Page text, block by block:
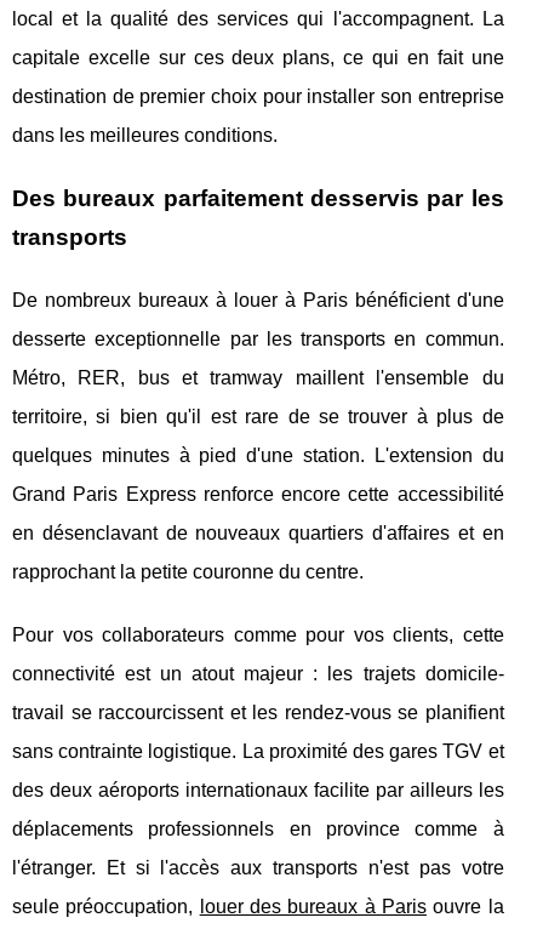
local et la qualité des services qui l'accompagnent. La
capitale excelle sur ces deux plans, ce qui en fait une
destination de premier choix pour installer son entreprise
dans les meilleures conditions.
Des bureaux parfaitement desservis par les
transports
De nombreux bureaux à louer à Paris bénéficient d'une
desserte exceptionnelle par les transports en commun.
Métro, RER, bus et tramway maillent l'ensemble du
territoire, si bien qu'il est rare de se trouver à plus de
quelques minutes à pied d'une station. L'extension du
Grand Paris Express renforce encore cette accessibilité
en désenclavant de nouveaux quartiers d'affaires et en
rapprochant la petite couronne du centre.
Pour vos collaborateurs comme pour vos clients, cette
connectivité est un atout majeur : les trajets domicile-
travail se raccourcissent et les rendez-vous se planifient
sans contrainte logistique. La proximité des gares TGV et
des deux aéroports internationaux facilite par ailleurs les
déplacements professionnels en province comme à
l'étranger. Et si l'accès aux transports n'est pas votre
seule préoccupation,
louer des bureaux à Parisouvre la